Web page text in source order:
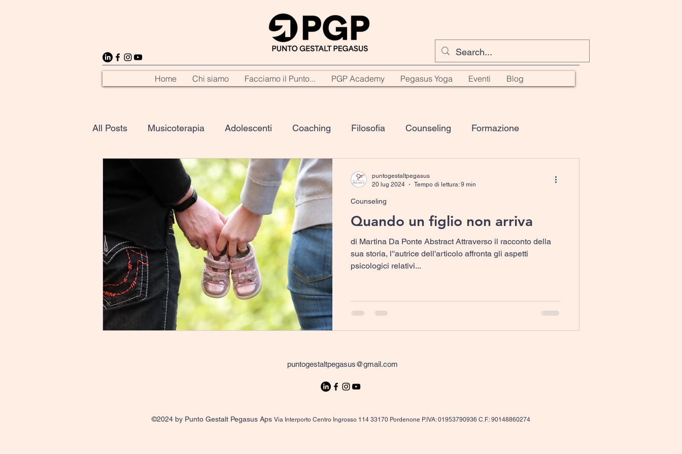
Home Chi siamo Facciamo il Punto... PGP Academy Pegasus Yoga Eventi Blog
All Posts Musicoterapia Adolescenti Coaching Filosofia Counseling Formazione
Leadership Crescita personale Cultura
Comunicazione BiblioCounseling spiritualità
Quando un figlio non arriva
di Martina Da Ponte Abstract Attraverso il racconto della
sua storia, l''autrice dell'articolo affronta gli aspetti
psicologici relativi...
Counseling
puntogestaltpegasus
20 lug 2024
Tempo di lettura: 9 min
puntogestaltpegasus@gmail.com
©2024 by Punto Gestalt Pegasus Aps Via Interporto Centro Ingrosso 114 33170 Pordenone P.IVA: 01953790936 C.F.: 90148860274